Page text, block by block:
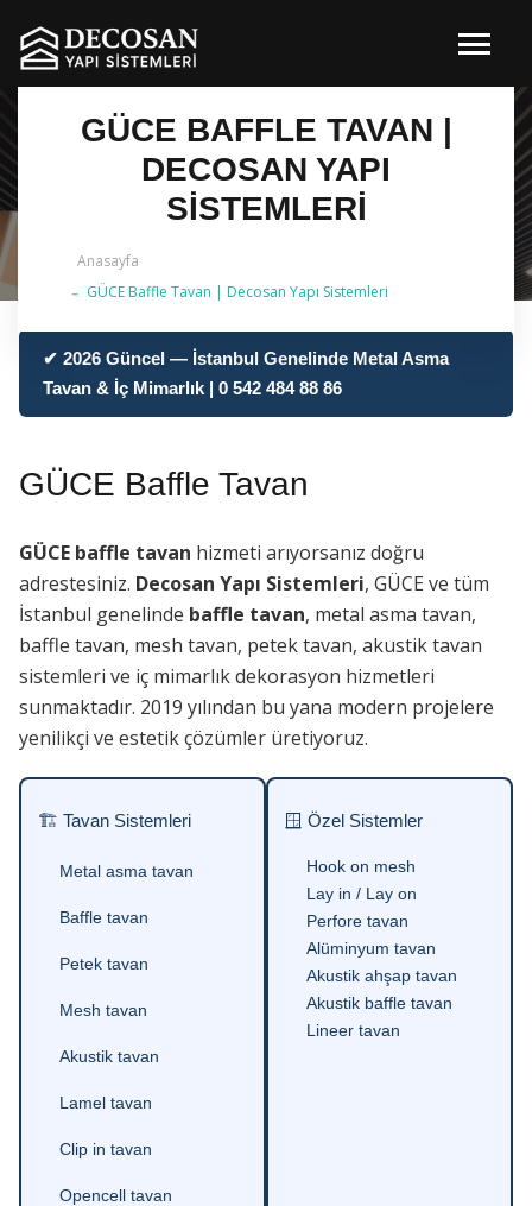
GÜCE BAFFLE TAVAN |
DECOSAN YAPI
SISTEMLERI
Anasayfa
GÜCE Baffle Tavan | Decosan Yapı Sistemleri
✔ 2026 Güncel — İstanbul Genelinde Metal Asma
Tavan & İç Mimarlık | 0 542 484 88 86
GÜCE Baffle Tavan
GÜCE baffle tavan hizmeti arıyorsanız doğru
adrestesiniz. Decosan Yapı Sistemleri, GÜCE ve tüm
İstanbul genelinde baffle tavan, metal asma tavan,
baffle tavan, mesh tavan, petek tavan, akustik tavan
sistemleri ve iç mimarlık dekorasyon hizmetleri
sunmaktadır. 2019 yılından bu yana modern projelere
yenilikçi ve estetik çözümler üretiyoruz.
🏗 Tavan Sistemleri
Metal asma tavan
Baffle tavan
Petek tavan
Mesh tavan
Akustik tavan
Lamel tavan
Clip in tavan
Opencell tavan
🪟 Özel Sistemler
Hook on mesh
Lay in / Lay on
Perfore tavan
Alüminyum tavan
Akustik ahşap tavan
Akustik baffle tavan
Lineer tavan